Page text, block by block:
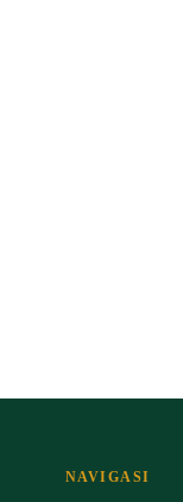
NAVIGASI